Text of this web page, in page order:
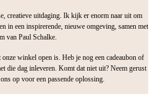
creatieve uitdaging. Ik kijk er enorm naar uit om
in een inspirerende, nieuwe omgeving, samen met
van Paul Schalke.
winkel open is. Heb je nog een cadeaubon of
die dag inleveren. Komt dat niet uit? Neem gerust
op voor een passende oplossing.